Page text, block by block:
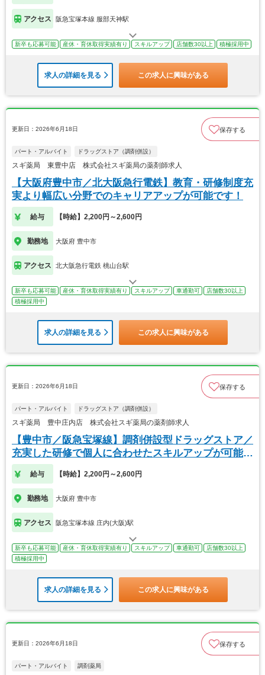
アクセス 阪急宝塚本線 服部天神駅
新卒も応募可能 産休・育休取得実績有り スキルアップ 店舗数30以上 積極採用中
求人の詳細を見る この求人に興味がある
更新日：2026年6月18日 保存する
パート・アルバイト ドラッグストア（調剤併設）
スギ薬局 東豊中店 株式会社スギ薬局の薬剤師求人
【大阪府豊中市／北大阪急行電鉄】教育・研修制度充
実より幅広い分野でのキャリアアップが可能です！
給与 【時給】2,200円～2,600円
勤務地 大阪府 豊中市
アクセス 北大阪急行電鉄 桃山台駅
新卒も応募可能 産休・育休取得実績有り スキルアップ 車通勤可
店舗数30以上
積極採用中
求人の詳細を見る この求人に興味がある
更新日：2026年6月18日 保存する
パート・アルバイト ドラッグストア（調剤併設）
スギ薬局 豊中庄内店 株式会社スギ薬局の薬剤師求人
【豊中市／阪急宝塚線】調剤併設型ドラッグストア／
充実した研修で個人に合わせたスキルアップが可能で
す！
給与 【時給】2,200円～2,600円
勤務地 大阪府 豊中市
アクセス 阪急宝塚本線 庄内(大阪)駅
新卒も応募可能 産休・育休取得実績有り スキルアップ 車通勤可
店舗数30以上
積極採用中
求人の詳細を見る この求人に興味がある
更新日：2026年6月18日 保存する
パート・アルバイト 調剤薬局